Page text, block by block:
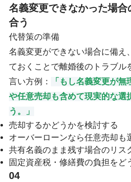
名義変更できなかった場合
合う
代替策の準備
名義変更ができない場合に備え
ておくことで離婚後のトラブル
言い方例：
「もし名義変更が
や任意売却も含めて現実的な選
う。」
売却するかどうかを検討する
オーバーローンなら任意売却も
共有名義のまま残す場合のリス
固定資産税・修繕費の負担をど
04